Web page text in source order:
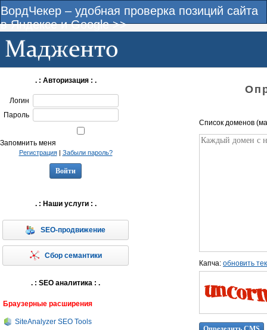
ВордЧекер – удобная проверка позиций сайта
в Яндексе и Google >>
. : Авторизация : .
Логин
Пароль
Запомнить меня
Регистрация| Забыли пароль?
. : Наши услуги : .
SEO-продвижение
Сбор семантики
. : SEO аналитика : .
Браузерные расширения
SiteAnalyzer SEO Tools
Список доменов
Капча: обновить